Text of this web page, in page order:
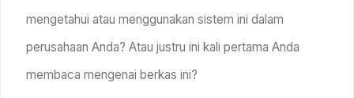
mengetahui atau menggunakan sistem ini dalam
perusahaan Anda? Atau justru ini kali pertama Anda
membaca mengenai berkas ini?